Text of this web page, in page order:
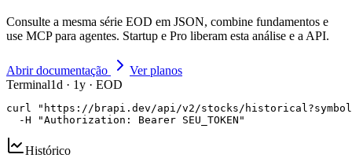
Consulte a mesma série EOD em JSON, combine fundamentos e
use MCP para agentes. Startup e Pro liberam esta análise e a API.
Abrir documentação
Ver planos
Terminal1d · 1y · EOD
curl "https://brapi.dev/api/v2/stocks/
  -H "Authorization: Bearer SEU_TOKEN"
Histórico